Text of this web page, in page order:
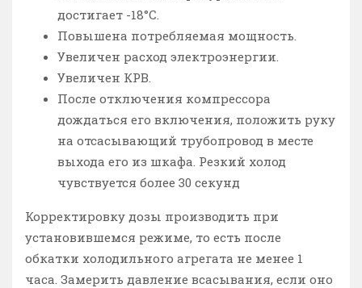
достигает -18°С.
Повышена потребляемая мощность.
Увеличен расход электроэнергии.
Увеличен КРВ.
После отключения компрессора
дождаться его включения, положить руку
на отсасывающий трубопровод в месте
выхода его из шкафа. Резкий холод
чувствуется более 30 секунд
Корректировку дозы производить при
установившемся режиме, то есть после
обкатки холодильного агрегата не менее 1
часа. Замерить давление всасывания, если оно